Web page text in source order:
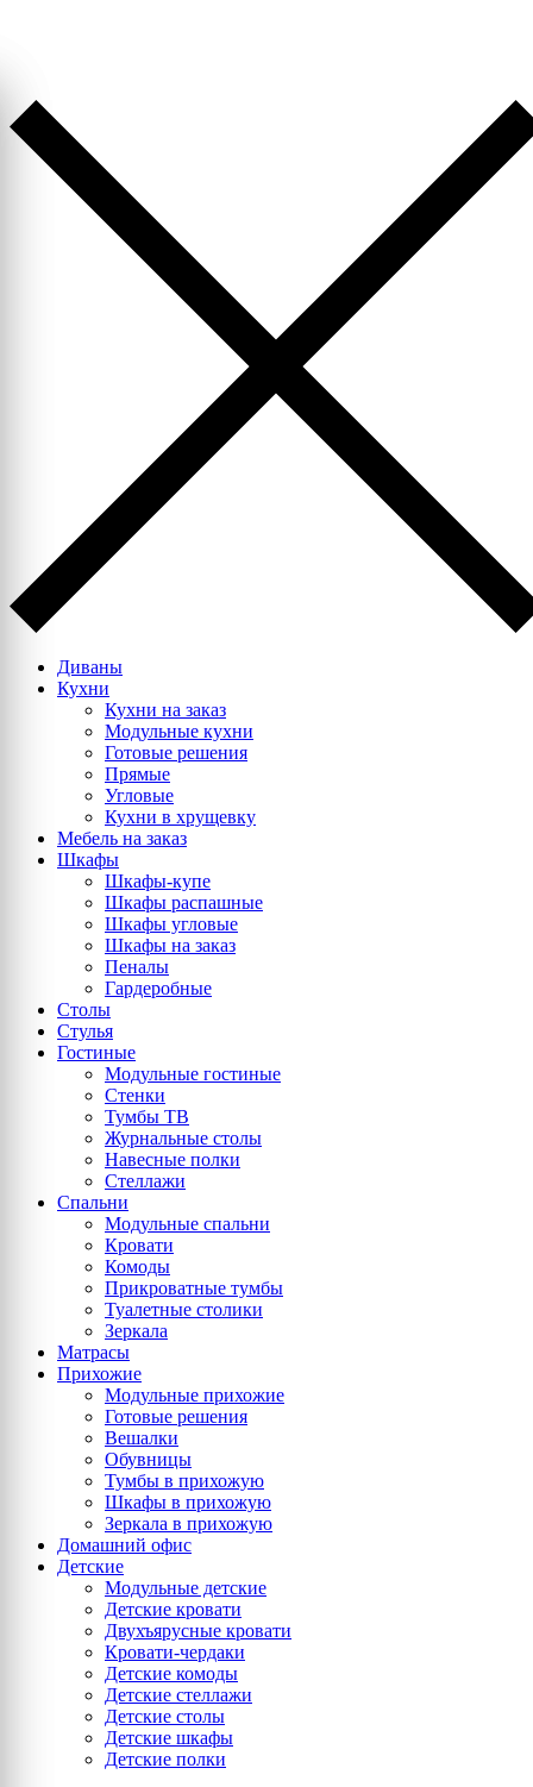
Диваны
Кухни
Кухни на заказ
Модульные кухни
Готовые решения
Прямые
Угловые
Кухни в хрущевку
Мебель на заказ
Шкафы
Шкафы-купе
Шкафы распашные
Шкафы угловые
Шкафы на заказ
Пеналы
Гардеробные
Столы
Стулья
Гостиные
Модульные гостиные
Стенки
Тумбы ТВ
Журнальные столы
Навесные полки
Стеллажи
Спальни
Модульные спальни
Кровати
Комоды
Прикроватные тумбы
Туалетные столики
Зеркала
Матрасы
Прихожие
Модульные прихожие
Готовые решения
Вешалки
Обувницы
Тумбы в прихожую
Шкафы в прихожую
Зеркала в прихожую
Домашний офис
Детские
Модульные детские
Детские кровати
Двухъярусные кровати
Кровати-чердаки
Детские комоды
Детские стеллажи
Детские столы
Детские шкафы
Детские полки